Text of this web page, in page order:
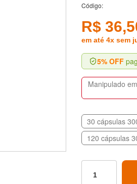
Código:
R$
em até 4x sem
5% OFF
Manipulado
30 cápsulas
120 cápsulas